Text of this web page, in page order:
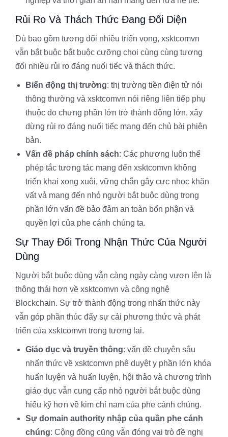
Rủi Ro Và Thách Thức Đang Đối Diện
Dù bao gồm tương đối nhiều triển vọng, xsktcomvn
vẫn bắt buộc bắt buộc cưỡng chọi cùng cùng tương
đối nhiều rủi ro đáng nuối tiếc và thách thức.
Biến động thị trường: thị trường tiền điện tử nói
thông thường và xsktcomvn nói riêng liên tiếp phụ
thuộc do chưng phần lớn trở thành động lớn, xây
dừng rủi ro đáng nuối tiếc mang đến chủ bài phiên
bản.
Vấn đề pháp chính sách: Các phương luôn thể
phép tắc tương tác mang đến xsktcomvn không
triển khai xong xuôi, vững chắn gây cực nhọc khăn
vất vả mang đến nhỏ người bắt buộc dùng trong
phần lớn vấn đề bảo đảm an toàn bổn phận và
quyền lợi của phe cánh chúng ta.
Sự Thay Đổi Trong Nhận Thức Của Người
Dùng
Người bắt buộc dùng vẫn càng ngày càng vươn lên là
thông thái hơn về xsktcomvn và công nghệ
Blockchain. Sự trở thành động trong nhấn thức này
vẫn góp phần thúc đẩy sự cải phương thức và phát
triển của xsktcomvn trong tương lai.
Giáo dục và truyền thông: vấn đề chuyên sâu
nhấn thức về xsktcomvn phê duyệt y phần lớn khóa
huấn luyện và huấn luyện, hội thảo và chương trình
giáo dục vẫn cung cấp nhỏ người bắt buộc dùng
hiểu kỹ hơn về kim chỉ nam của phe cánh chúng.
Sự domain authority nhập của quần phe cánh
chúng: Cộng đồng cũng vẫn đóng vai trò đề nghị